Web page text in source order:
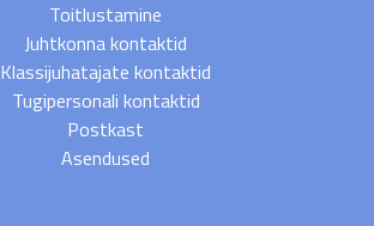
Toitlustamine
Juhtkonna kontaktid
Klassijuhatajate kontaktid
Tugipersonali kontaktid
Postkast
Asendused